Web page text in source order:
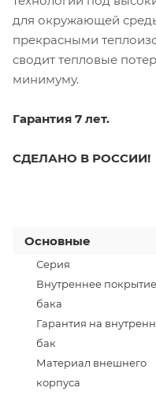
для окружающей
прекрасными
сводит тепловые
минимуму.
Гарантия 7 лет.
СДЕЛАНО В РОССИИ!
Основные
Серия
Внутреннее покрытие
бака
Гарантия на
бак
Материал внешнего
корпуса